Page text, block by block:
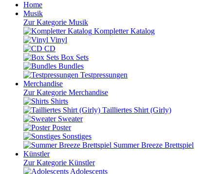
Home
Musik
Zur Kategorie Musik
Kompletter Katalog
Vinyl
CD
Box Sets
Bundles
Testpressungen
Merchandise
Zur Kategorie Merchandise
Shirts
Tailliertes Shirt (Girly)
Sweater
Poster
Sonstiges
Summer Breeze Brettspiel
Künstler
Zur Kategorie Künstler
Adolescents